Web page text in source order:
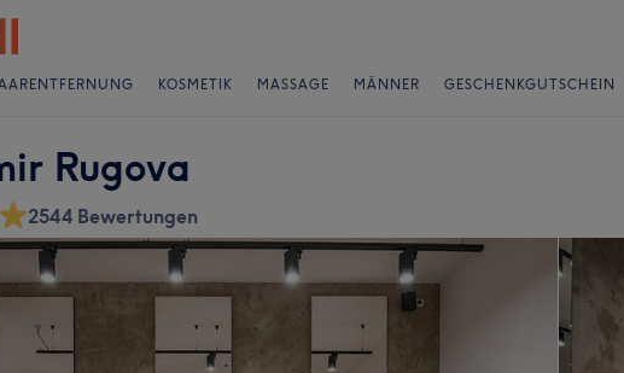
KOSMETIK MASSAGE MÄNNER GESCHENKGUTSCHEIN
Rugova
2544 Bewertungen